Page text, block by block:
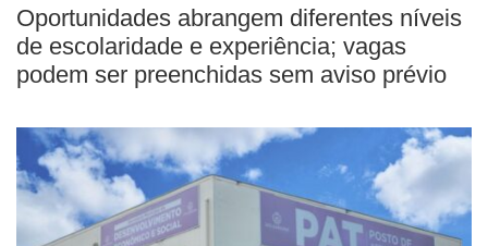
BUSCAR
Oportunidades abrangem diferentes níveis
de escolaridade e experiência; vagas
podem ser preenchidas sem aviso prévio